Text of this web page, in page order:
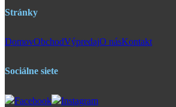
Stránky
DomovObchodVýpredajO násKontakt
Sociálne siete
Facebook Instagram